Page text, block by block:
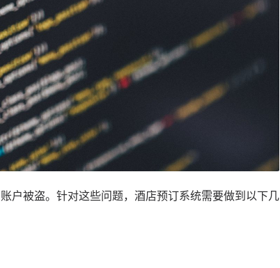
户被盗。针对这些问题，酒店预订系统需要做到以下几